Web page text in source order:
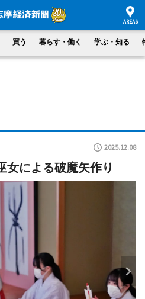
買う 暮らす・働く 学ぶ・知る
2025.12.08
女による破魔矢作り